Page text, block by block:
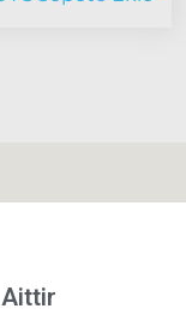
Aittir